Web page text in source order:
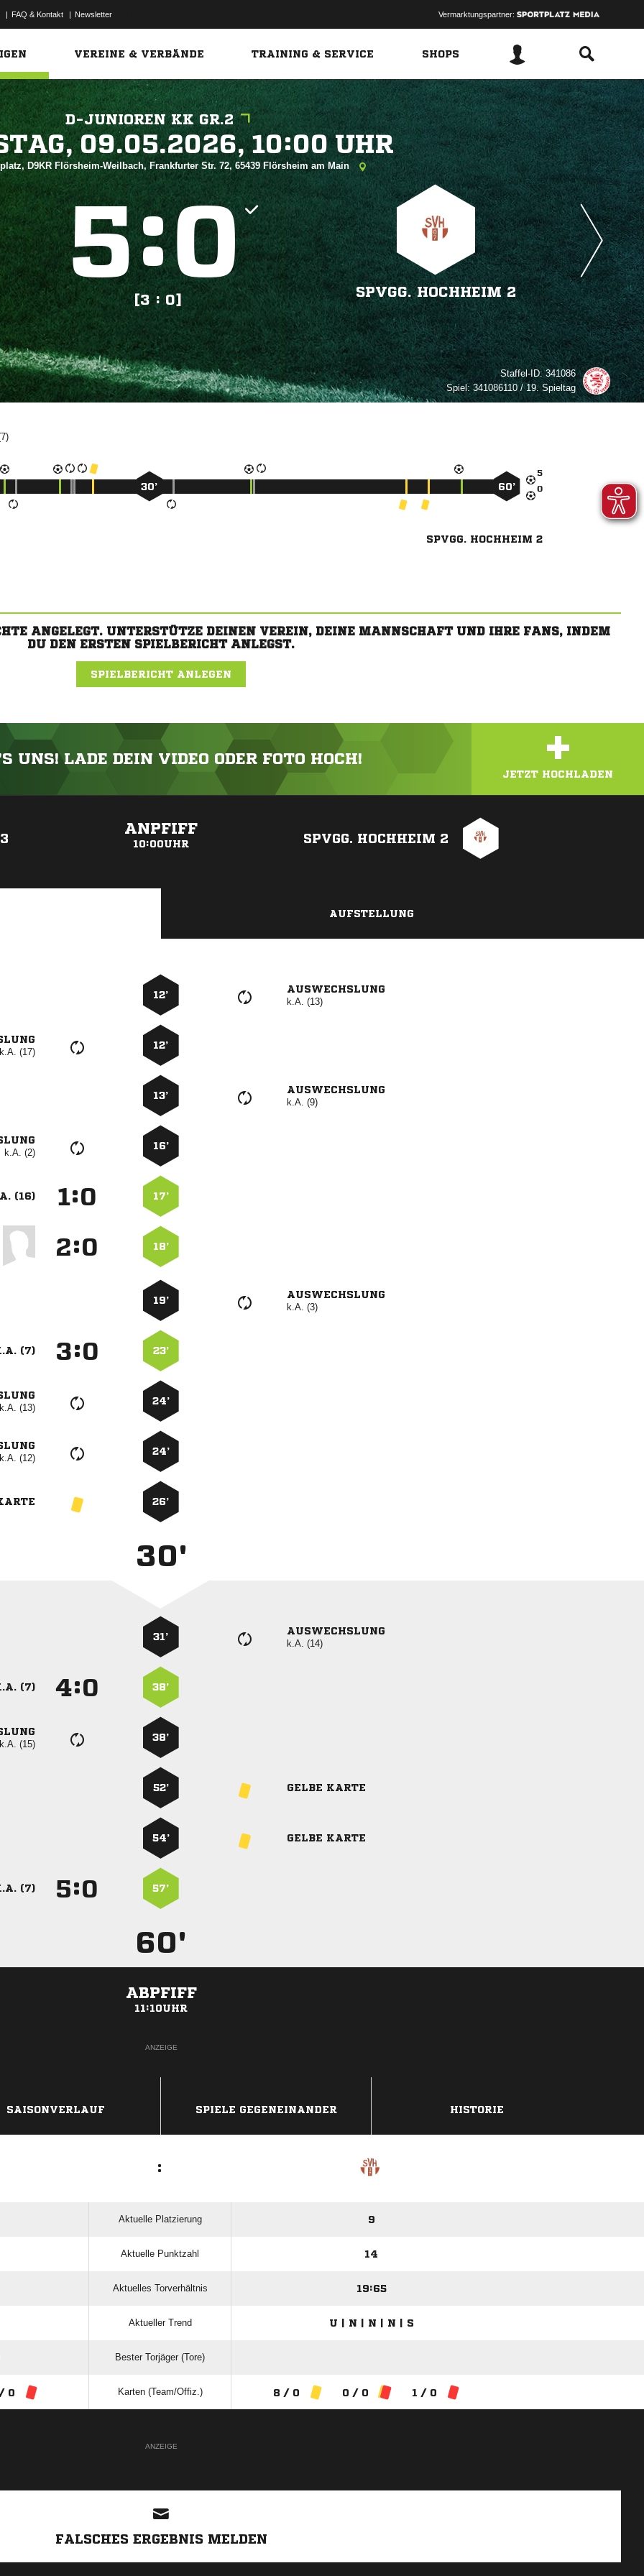
| FAQ & Kontakt | Newsletter Vermarktungspartner:
VEREINE & VERBÄNDE TRAINING & SERVICE SHOPS
D-JUNIOREN KK GR.2
  
D9KR Flörsheim-Weilbach, Frankfurter Str. 72, 65439 Flörsheim am Main
:
[3 : 0]
SPVGG. HOCHHEIM 2
Staffel-ID:341086
Spiel:341086110 / 19. Spieltag


30’ 60’
SPVGG. HOCHHEIM 2
ANGELEGT. UNTERSTÜTZE DEINEN VEREIN, DEINE MANNSCHAFT UND IHRE FANS, INDEM
DU DEN ERSTEN SPIELBERICHT ANLEGST.
SPIELBERICHT ANLEGEN
UNS! LADE DEIN VIDEO ODER FOTO HOCH! +
JETZT HOCHLADEN
ANPFIFF
10:00UHR SPVGG. HOCHHEIM 2
AUFSTELLUNG
12’
AUSWECHSLUNG
k.A. (13)
k.A. (17)
12’
13’
AUSWECHSLUNG
k.A. (9)
k.A. (2)
16’
(16) : 17’
: 18’
19’
AUSWECHSLUNG
k.A. (3)
(7) : 23’
k.A. (13)
24’
k.A. (12)
24’
26’
30'
31’
AUSWECHSLUNG
k.A. (14)
(7) : 38’
k.A. (15)
38’
52’ GELBE KARTE
54’ GELBE KARTE
(7) : 57’
60'
ABPFIFF
11:10UHR
ANZEIGE
SAISONVERLAUF SPIELE GEGENEINANDER HISTORIE
:
Aktuelle Platzierung 9
Aktuelle Punktzahl 14
Aktuelles Torverhältnis 19:65
Aktueller Trend U | N | N | N | S
Bester Torjäger (Tore)
0 Karten (Team/Offiz.) 8 / 0 0 / 0 1 / 0
ANZEIGE
FALSCHES ERGEBNIS MELDEN